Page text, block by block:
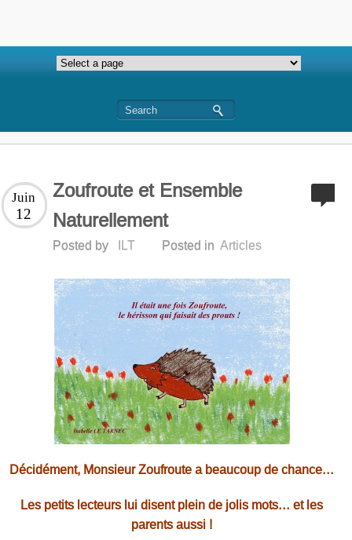
Zoufroute et Ensemble
Naturellement
Juin
12
Posted by ILT Posted in Articles
Décidément, Monsieur Zoufroute a beaucoup de chance…
Les petits lecteurs lui disent plein de jolis mots… et les
parents aussi !